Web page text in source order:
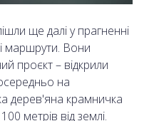
ще далі у прагненні
маршрути. Вони
проєкт – відкрили
на
дерев'яна крамничка
метрів від землі.